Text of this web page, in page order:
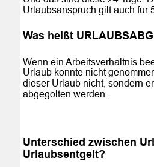
Urlaubsanspruch gilt auch für
Was heißt
Wenn ein Arbeitsverhältnis
Urlaub konnte nicht
dieser Urlaub nicht, sondern
abgegolten werden.
Unterschied zwischen
Urlaubsentgelt?